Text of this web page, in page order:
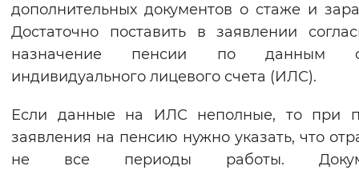
дополнительных документов о стаже и
Достаточно поставить в заявлении
назначение пенсии по данным
индивидуального лицевого счета (ИЛС).
Если данные на ИЛС неполные, то при
заявления на пенсию нужно указать, что
не все периоды работы.